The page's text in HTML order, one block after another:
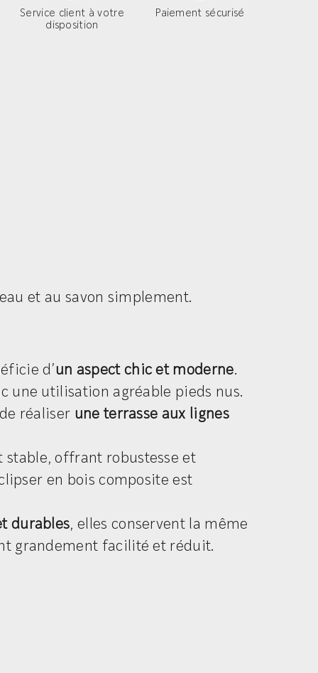
Service client à votre
disposition
Paiement sécurisé
et au savon simplement.
d’un aspect chic et moderne.
une utilisation agréable pieds nus.
réaliser une terrasse aux lignes
stable, offrant robustesse et
en bois composite est
durables, elles conservent la même
grandement facilité et réduit.